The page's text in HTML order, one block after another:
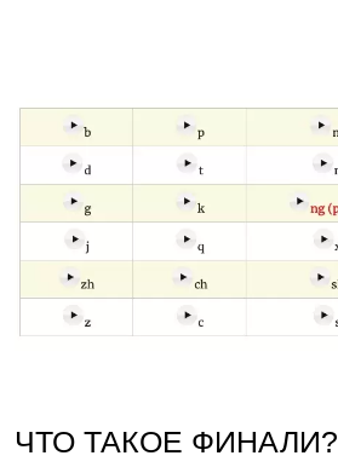
ЧТО ТАКОЕ ФИНАЛИ?